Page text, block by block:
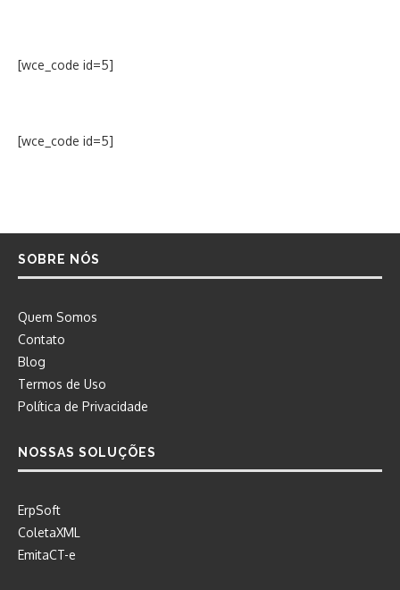
[wce_code id=5]
[wce_code id=5]
SOBRE NÓS
Quem Somos
Contato
Blog
Termos de Uso
Política de Privacidade
NOSSAS SOLUÇÕES
ErpSoft
ColetaXML
EmitaCT-e